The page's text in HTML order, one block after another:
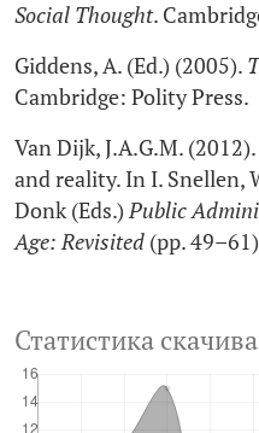
Social Thought.
Giddens, A. (Ed.) (2005).
Cambridge: Polity Press.
Van Dijk, J.A.G.M.
and reality. In I. Snellen,
Donk (Eds.)Public
Age: Revisited (pp.
Статистика